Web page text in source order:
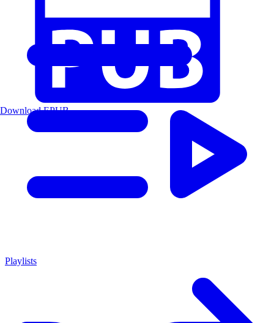
Playlists
Download EPUB